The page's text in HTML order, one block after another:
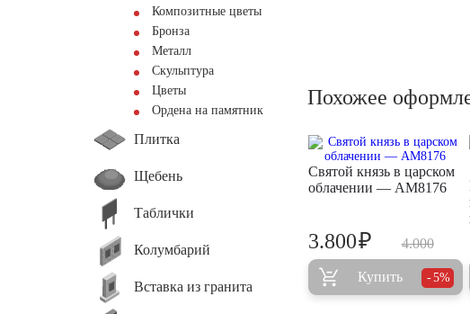
Композитные цветы
Бронза
Металл
Скульптура
Цветы
Ордена на памятник
Плитка
Щебень
Таблички
Колумбарий
Вставка из гранита
Похожее
Святой князь в царском
облачении — AM8176
4.000
3.800₽
Купить 5%